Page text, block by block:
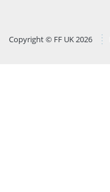
Copyright © FF UK 2026